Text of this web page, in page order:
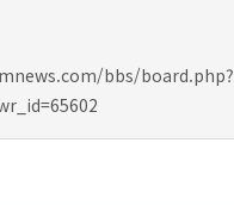
bbs/board.php?